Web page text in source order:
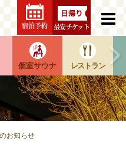
最安チケット
宿泊予約
個室サウナ レストラン
お知らせ